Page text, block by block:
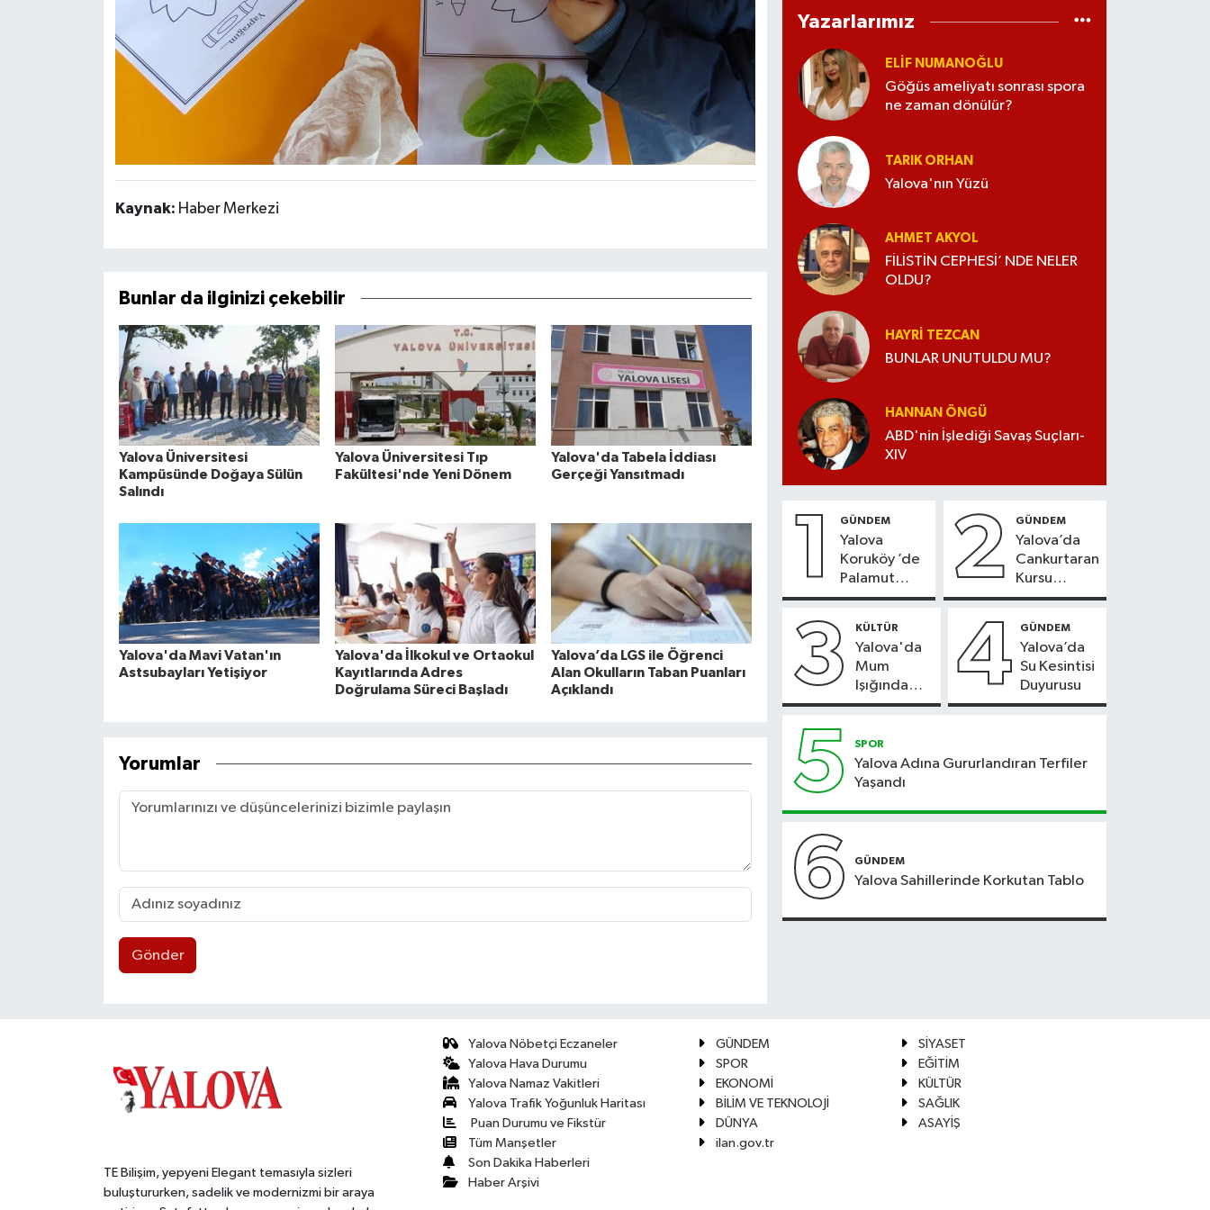
Kaynak: Haber Merkezi
Bunlar da ilginizi çekebilir
Yalova Üniversitesi
Kampüsünde Doğaya Sülün
Salındı
Yalova Üniversitesi Tıp
Fakültesi'nde Yeni Dönem
Yalova'da Tabela İddiası
Gerçeği Yansıtmadı
Yalova'da Mavi Vatan'ın
Astsubayları Yetişiyor
Yalova'da İlkokul ve Ortaokul
Kayıtlarında Adres
Doğrulama Süreci Başladı
Yalova’da LGS ile Öğrenci
Alan Okulların Taban Puanları
Açıklandı
Yorumlar
Gönder
Yazarlarımız
ELİF NUMANOĞLU
Göğüs ameliyatı sonrası spora
ne zaman dönülür?
TARIK ORHAN
Yalova'nın Yüzü
AHMET AKYOL
FİLİSTİN CEPHESİ’ NDE NELER
OLDU?
HAYRI TEZCAN
BUNLAR UNUTULDU MU?
HANNAN ÖNGÜ
ABD'nin İşlediği Savaş Suçları-
XIV
1 GÜNDEM
Yalova
Koruköy ’de
Palamut
Sezonu
2 GÜNDEM
Yalova’da
Cankurtaran
Kursu
Kayıtları
3 KÜLTÜR
Yalova'da
Mum
Işığında
Konser
4 GÜNDEM
Yalova’da
Su Kesintisi
Duyurusu
5 SPOR
Yalova Adına Gururlandıran Terfiler
Yaşandı
6 GÜNDEM
Yalova Sahillerinde Korkutan Tablo
TE Bilişim, yepyeni Elegant temasıyla sizleri
buluştururken, sadelik ve modernizmi bir araya
Yalova Nöbetçi Eczaneler
Yalova Hava Durumu
Yalova Namaz Vakitleri
Yalova Trafik Yoğunluk Haritası
Puan Durumu ve Fikstür
Tüm Manşetler
Son Dakika Haberleri
Haber Arşivi
GÜNDEM
SİYASET
SPOR
EĞİTİM
EKONOMİ
KÜLTÜR
BİLİM VE TEKNOLOJİ
SAĞLIK
DÜNYA
ASAYİŞ
ilan.gov.tr